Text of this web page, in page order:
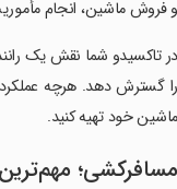
و فروش ماشین، انجام
در تاکسیدو شما نقش یک
را گسترش دهد. هرچه
ماشین خود تهیه کنید.
مسافرکشی؛